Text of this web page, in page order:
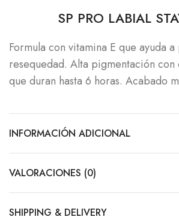
SP PRO LABIAL
Formula con vitamina E que ayuda
resequedad. Alta pigmentación con
que duran hasta 6 horas. Acabado
INFORMACIÓN ADICIONAL
VALORACIONES (0)
SHIPPING & DELIVERY